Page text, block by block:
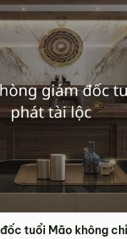
tuổi Mão không